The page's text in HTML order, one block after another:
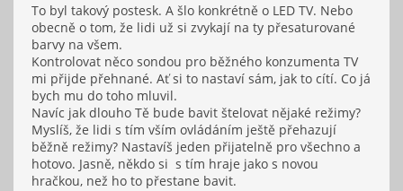
To byl takový postesk. A šlo konkrétně o LED TV. Nebo
obecně o tom, že lidi už si zvykají na ty přesaturované
barvy na všem.
Kontrolovat něco sondou pro běžného konzumenta TV
mi přijde přehnané. Ať si to nastaví sám, jak to cítí. Co já
bych mu do toho mluvil.
Navíc jak dlouho Tě bude bavit štelovat nějaké režimy?
Myslíš, že lidi s tím vším ovládáním ještě přehazují
běžně režimy? Nastavíš jeden přijatelně pro všechno a
hotovo. Jasně, někdo si s tím hraje jako s novou
hračkou, než ho to přestane bavit.